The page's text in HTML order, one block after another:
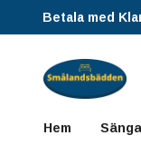
Betala med
Hem